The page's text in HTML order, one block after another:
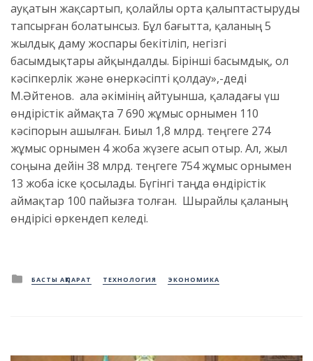
ауқатын жақсартып, қолайлы орта қалыптастыруды
тапсырған болатынсыз. Бұл бағытта, қаланың 5
жылдық даму жоспары бекітіліп, негізгі
басымдықтары айқындалды. Бірінші басымдық, ол
кәсіпкерлік және өнеркәсіпті қолдау»,-деді
М.Әйтенов. Қала әкімінің айтуынша, қаладағы үш
өндірістік аймақта 7 690 жұмыс орнымен 110
кәсіпорын ашылған. Биыл 1,8 млрд. теңгеге 274
жұмыс орнымен 4 жоба жүзеге асып отыр. Ал, жыл
соңына дейін 38 млрд. теңгеге 754 жұмыс орнымен
13 жоба іске қосылады. Бүгінгі таңда өндірістік
аймақтар 100 пайызға толған. Шырайлы қаланың
өндірісі өркендеп келеді.
Posted
in
БАСТЫ АҚПАРАТ ТЕХНОЛОГИЯ ЭКОНОМИКА